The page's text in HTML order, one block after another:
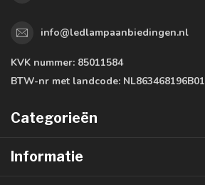
info@ledlampaanbiedingen.nl
KVK nummer: 85011584
BTW-nr met landcode: NL863468196B01
Categorieën
Informatie